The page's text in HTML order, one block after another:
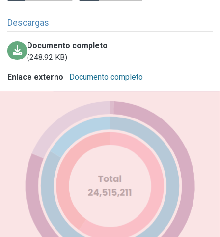
Descargas
Documento completo
(248.92 KB)
Enlace externo Documento completo